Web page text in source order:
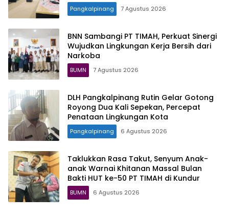
Pangkalpinang 7 Agustus 2026
BNN Sambangi PT TIMAH, Perkuat Sinergi
Wujudkan Lingkungan Kerja Bersih dari
Narkoba
BUMN 7 Agustus 2026
DLH Pangkalpinang Rutin Gelar Gotong
Royong Dua Kali Sepekan, Percepat
Penataan Lingkungan Kota
Pangkalpinang 6 Agustus 2026
Taklukkan Rasa Takut, Senyum Anak-
anak Warnai Khitanan Massal Bulan
Bakti HUT ke-50 PT TIMAH di Kundur
BUMN 6 Agustus 2026